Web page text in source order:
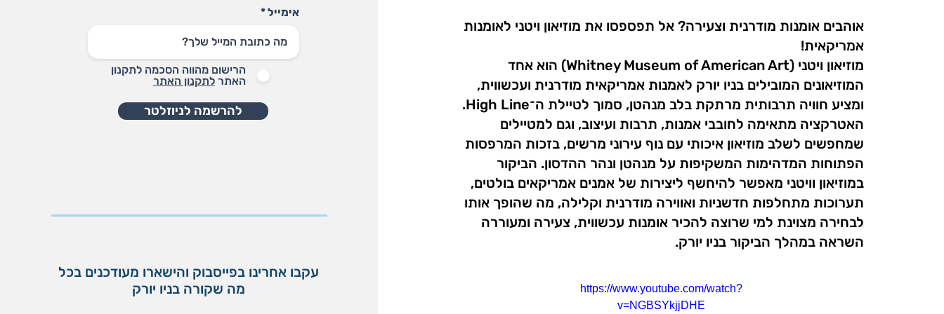
אימייל
הרישום מהווה הסכמה לתקנון
האתר לתקנון האתר
להרשמה לניוזלטר
עקבו אחרינו בפייסבוק והישארו מעודכנים בכל
מה שקורה בניו יורק
אוהבים אומנות מודרנית וצעירה? אל תפספסו את מוזיאון ויטני לאומנות
אמריקאית!
מוזיאון ויטני (Whitney Museum of American Art) הוא אחד
המוזיאונים המובילים בניו יורק לאמנות אמריקאית מודרנית ועכשווית,
ומציע חוויה תרבותית מרתקת בלב מנהטן, סמוך לטיילת ה־High Line.
האטרקציה מתאימה לחובבי אמנות, תרבות ועיצוב, וגם למטיילים
שמחפשים לשלב מוזיאון איכותי עם נוף עירוני מרשים, בזכות המרפסות
הפתוחות המדהימות המשקיפות על מנהטן ונהר ההדסון. הביקור
במוזיאון וויטני מאפשר להיחשף ליצירות של אמנים אמריקאים בולטים,
תערוכות מתחלפות חדשניות ואווירה מודרנית וקלילה, מה שהופך אותו
לבחירה מצוינת למי שרוצה להכיר אומנות עכשווית, צעירה ומעוררה
השראה במהלך הביקור בניו יורק.
https://www.youtube.com/watch?
v=NGBSYkjjDHE